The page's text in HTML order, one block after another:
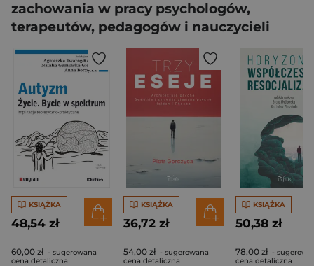
zachowania w pracy psychologów,
terapeutów, pedagogów i nauczycieli
KSIĄŻKA
48,54 zł
60,00 zł - sugerowana
cena detaliczna
KSIĄŻKA
36,72 zł
54,00 zł - sugerowana
cena detaliczna
KSIĄŻKA
50,38 zł
78,00 zł -
cena detaliczna